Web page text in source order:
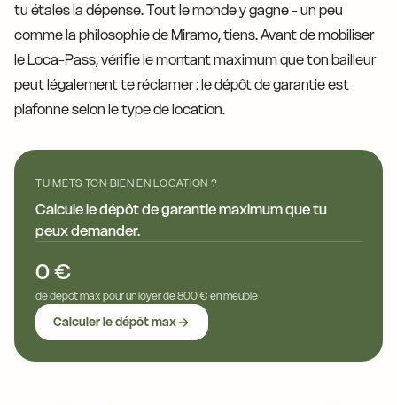
tu étales la dépense. Tout le monde y gagne - un peu
comme la philosophie de Miramo, tiens. Avant de mobiliser
le Loca-Pass, vérifie le montant maximum que ton bailleur
peut légalement te réclamer : le dépôt de garantie est
plafonné selon le type de location.
TU METS TON BIEN EN LOCATION ?
Calcule le dépôt de garantie maximum que tu
peux demander.
0 €
de dépôt max pour un loyer de 800 € en meublé
Calculer le dépôt max